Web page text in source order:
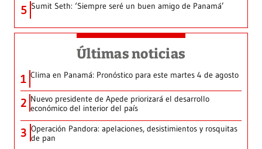
5 Sumit Seth: ‘Siempre seré un buen amigo de Panamá’
Últimas noticias
1 Clima en Panamá: Pronóstico para este martes 4 de agosto
2 Nuevo presidente de Apede priorizará el desarrollo
económico del interior del país
3 Operación Pandora: apelaciones, desistimientos y rosquitas
de pan